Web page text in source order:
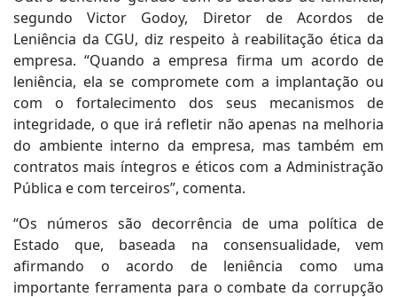
segundo Victor Godoy, Diretor de Acordos de
Leniência da CGU, diz respeito à reabilitação ética da
empresa. “Quando a empresa firma um acordo de
leniência, ela se compromete com a implantação ou
com o fortalecimento dos seus mecanismos de
integridade, o que irá refletir não apenas na melhoria
do ambiente interno da empresa, mas também em
contratos mais íntegros e éticos com a Administração
Pública e com terceiros”, comenta.
“Os números são decorrência de uma política de
Estado que, baseada na consensualidade, vem
afirmando o acordo de leniência como uma
importante ferramenta para o combate da corrupção